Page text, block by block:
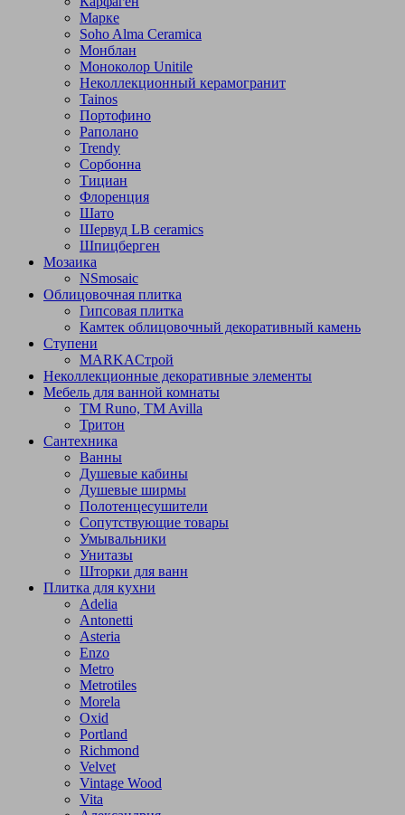
Марке
Soho Alma Ceramica
Монблан
Моноколор Unitile
Неколлекционный керамогранит
Tainos
Портофино
Раполано
Trendy
Сорбонна
Тициан
Флоренция
Шато
Шервуд LB ceramics
Шпицберген
Мозаика
NSmosaic
Облицовочная плитка
Гипсовая плитка
Камтек облицовочный декоративный камень
Ступени
МARKAСтрой
Неколлекционные декоративные элементы
Мебель для ванной комнаты
TM Runo, TM Avilla
Тритон
Сантехника
Ванны
Душевые кабины
Душевые ширмы
Полотенцесушители
Сопутствующие товары
Умывальники
Унитазы
Шторки для ванн
Плитка для кухни
Adelia
Antonetti
Asteria
Enzo
Metro
Metrotiles
Morela
Oxid
Portland
Richmond
Velvet
Vintage Wood
Vita